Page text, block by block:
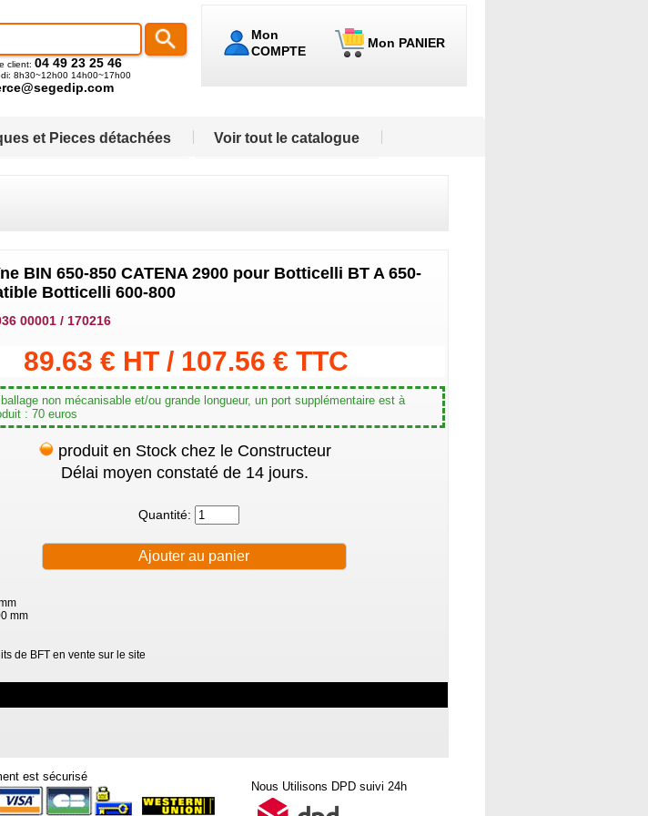
Mon
COMPTE
Mon PANIER
client: 04 49 23 25 46
8h30~12h00 14h00~17h00
et Pieces détachées Voir tout le catalogue
BIN 650-850 CATENA 2900 pour Botticelli BT A 650-
Botticelli 600-800
00001 / 170216
89.63 € HT / 107.56 € TTC
non mécanisable et/ou grande longueur, un port supplémentaire est à
: 70 euros
produit en Stock chez le Constructeur
Délai moyen constaté de 14 jours.
Quantité:
mm
de BFT en vente sur le site
est sécurisé
Nous Utilisons DPD suivi 24h